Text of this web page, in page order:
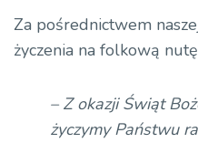
Za pośrednictwem
życzenia na folkową
– Z okazji Świąt
życzymy Państwu